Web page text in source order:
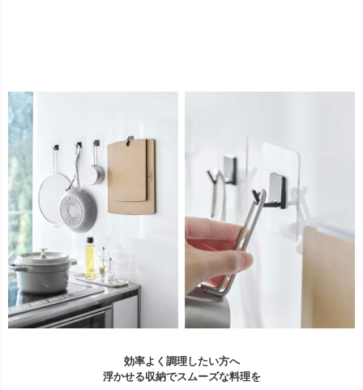
効率よく調理したい方へ
浮かせる収納でスムーズな料理を